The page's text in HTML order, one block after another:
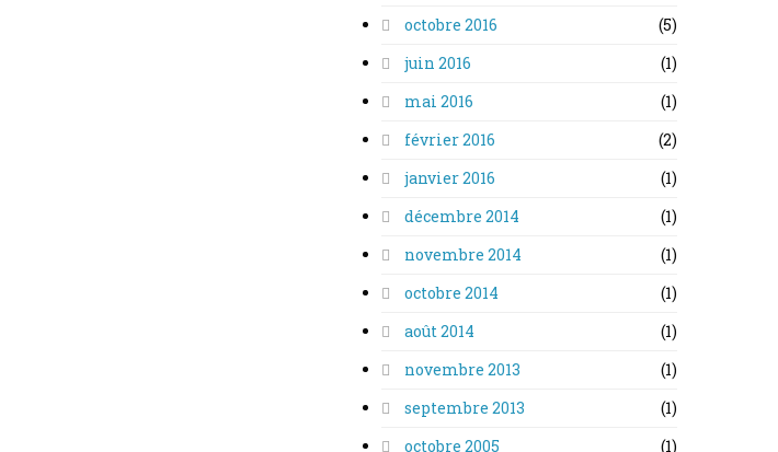
octobre 2016
(5)
juin 2016
(1)
mai 2016
(1)
février 2016
(2)
janvier 2016
(1)
décembre 2014
(1)
novembre 2014
(1)
octobre 2014
(1)
août 2014
(1)
novembre 2013
(1)
septembre 2013
(1)
octobre 2005
(1)